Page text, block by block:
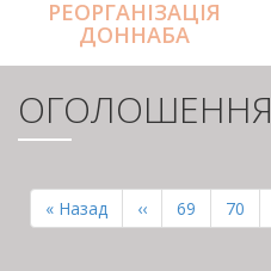
РЕОРГАНІЗАЦІЯ
ДОННАБА
ОГОЛОШЕННЯ
СТОРІНКИ
Перша
сторінка
« Назад
Попередня
сторінка
‹‹ Page
69 Page
70